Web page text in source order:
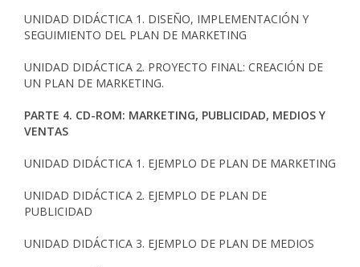
UNIDAD DIDÁCTICA 1. DISEÑO, IMPLEMENTACIÓN Y
SEGUIMIENTO DEL PLAN DE MARKETING
UNIDAD DIDÁCTICA 2. PROYECTO FINAL: CREACIÓN DE
UN PLAN DE MARKETING.
PARTE 4. CD-ROM: MARKETING, PUBLICIDAD, MEDIOS Y
VENTAS
UNIDAD DIDÁCTICA 1. EJEMPLO DE PLAN DE MARKETING
UNIDAD DIDÁCTICA 2. EJEMPLO DE PLAN DE
PUBLICIDAD
UNIDAD DIDÁCTICA 3. EJEMPLO DE PLAN DE MEDIOS